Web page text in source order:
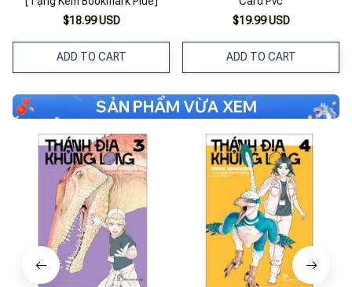
$18.99 USD
ADD TO CART
$19.99 USD
ADD TO CART
SẢN PHẨM VỪA XEM